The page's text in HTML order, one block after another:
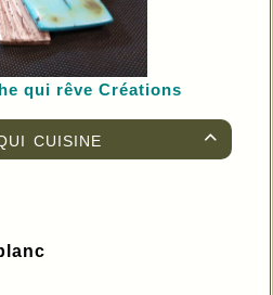
qui rêve Créations

cuisine